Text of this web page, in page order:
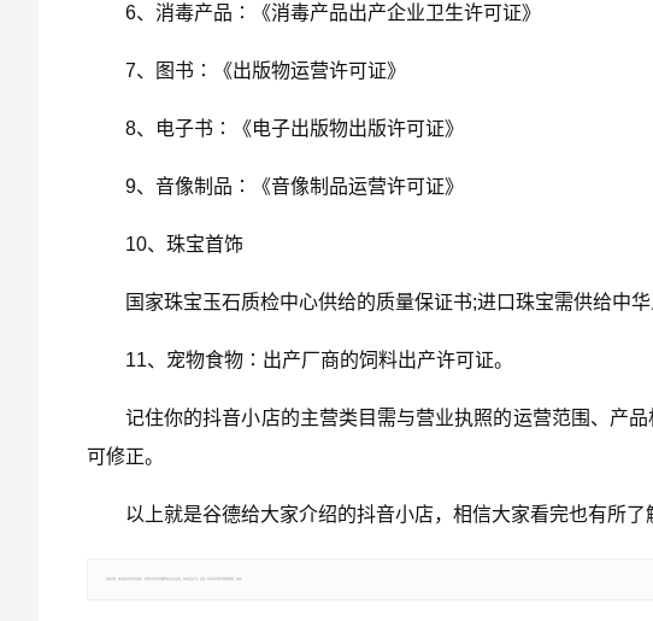
6、消毒产品∶《消毒产品出产企业卫生许可证》
7、图书∶《出版物运营许可证》
8、电子书∶《电子出版物出版许可证》
9、音像制品∶《音像制品运营许可证》
10、珠宝首饰
国家珠宝玉石质检中心供给的质量保证书;进口珠宝需供给中
11、宠物食物∶出产厂商的饲料出产许可证。
记住你的抖音小店的主营类目需与营业执照的运营范围、产
可修正。
以上就是谷德给大家介绍的抖音小店，相信大家看完也有所